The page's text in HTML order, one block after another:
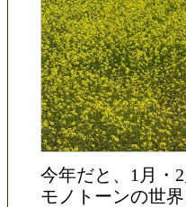
今年だと、1月・
モノトーンの世